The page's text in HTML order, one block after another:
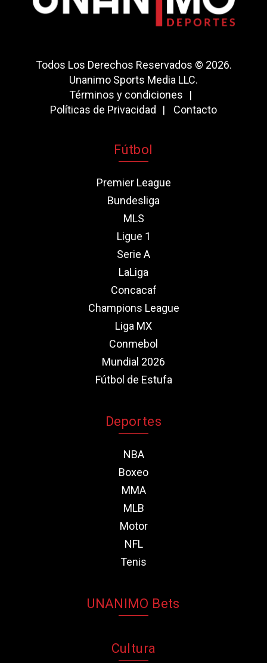
Todos Los Derechos Reservados © 2026.
Unanimo Sports Media LLC.
Términos y condiciones
Políticas de Privacidad
Contacto
Fútbol
Premier League
Bundesliga
MLS
Ligue 1
Serie A
LaLiga
Concacaf
Champions League
Liga MX
Conmebol
Mundial 2026
Fútbol de Estufa
Deportes
NBA
Boxeo
MMA
MLB
Motor
NFL
Tenis
UNANIMO Bets
Cultura